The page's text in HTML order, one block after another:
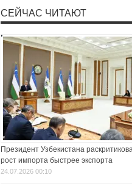
СЕЙЧАС ЧИТАЮТ
Президент Узбекистана
рост импорта быстрее экспорта
24.07.2026 00:10